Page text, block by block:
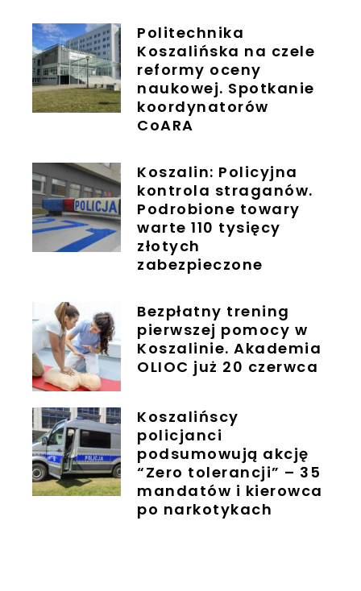
Politechnika
Koszalińska na czele
reformy oceny
naukowej. Spotkanie
koordynatorów
CoARA
Koszalin: Policyjna
kontrola straganów.
Podrobione towary
warte 110 tysięcy
złotych
zabezpieczone
Bezpłatny trening
pierwszej pomocy w
Koszalinie. Akademia
OLIOC już 20 czerwca
Koszalińscy
policjanci
podsumowują akcję
“Zero tolerancji” – 35
mandatów i kierowca
po narkotykach